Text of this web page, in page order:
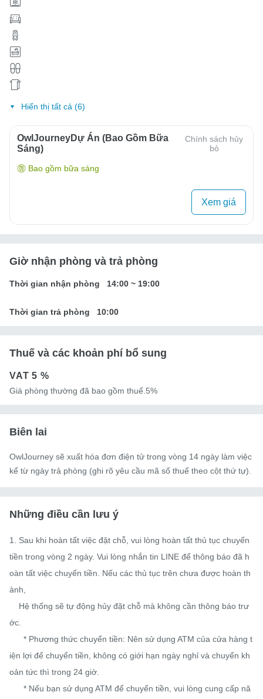
Hiển thị tất cả (6)
OwlJourneyDự Án (Bao Gồm Bữa
Sáng)
Chính sách hủy
bỏ
Bao gồm bữa sáng
Xem giá
Giờ nhận phòng và trả phòng
Thời gian nhận phòng 14:00 ~ 19:00
Thời gian trả phòng 10:00
Thuế và các khoản phí bổ sung
VAT5 %
Giá phòng thường đã bao gồm thuế.5%
Biên lai
OwlJourney sẽ xuất hóa đơn điện tử trong vòng 14 ngày làm việc
kể từ ngày trả phòng (ghi rõ yêu cầu mã số thuế theo cột thứ tự).
Những điều cần lưu ý
1. Sau khi hoàn tất việc đặt chỗ, vui lòng hoàn tất thủ tục chuyển
tiền trong vòng 2 ngày. Vui lòng nhắn tin LINE để thông báo đã h
oàn tất việc chuyển tiền. Nếu các thủ tục trên chưa được hoàn th
ành,
ớc.
iện lợi để chuyển tiền, không có giới hạn ngày nghỉ và chuyển kh
oản tức thì trong 24 giờ.